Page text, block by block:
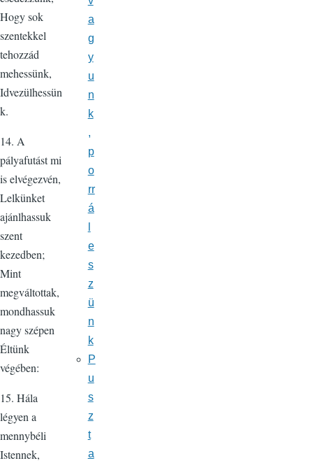
Hogy sok
szentekkel
tehozzád
mehessünk,
Idvezülhessün
k.
14. A
pályafutást mi
is elvégezvén,
Lelkünket
ajánlhassuk
szent
kezedben;
Mint
megváltottak,
mondhassuk
nagy szépen
Éltünk
végében:
15. Hála
légyen a
mennybéli
Istennek,
a
g
y
u
n
k
,
p
o
rr
á
e
s
z
ü
n
k
P
u
s
z
t
a